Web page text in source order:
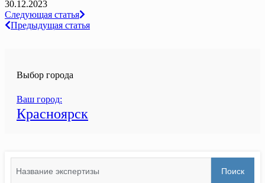
30.12.2023
Навигация
по
Следующая статья
Предыдущая статья
Выбор города
Ваш город:
Красноярск
for:
Поиск